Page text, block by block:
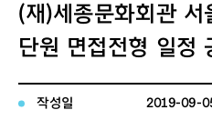
(재)세종문화회관
단원 면접전형 일정
작성일 2019-09-